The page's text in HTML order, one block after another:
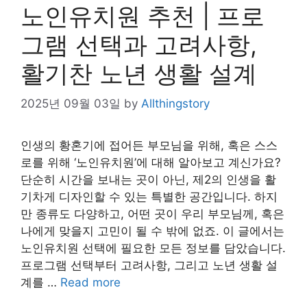
노인유치원 추천 | 프로
그램 선택과 고려사항,
활기찬 노년 생활 설계
2025년 09월 03일 by Allthingstory
인생의 황혼기에 접어든 부모님을 위해, 혹은 스스
로를 위해 ‘노인유치원’에 대해 알아보고 계신가요?
단순히 시간을 보내는 곳이 아닌, 제2의 인생을 활
기차게 디자인할 수 있는 특별한 공간입니다. 하지
만 종류도 다양하고, 어떤 곳이 우리 부모님께, 혹은
나에게 맞을지 고민이 될 수 밖에 없죠. 이 글에서는
노인유치원 선택에 필요한 모든 정보를 담았습니다.
프로그램 선택부터 고려사항, 그리고 노년 생활 설
계를 … Read more